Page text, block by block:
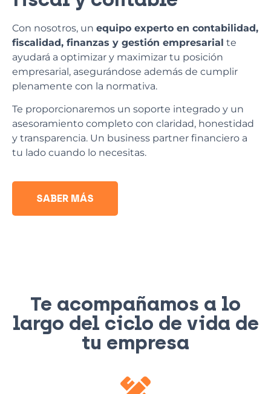
Con nosotros, un equipo experto en contabilidad,
fiscalidad, finanzas y gestión empresarial te
ayudará a optimizar y maximizar tu posición
empresarial, asegurándose además de cumplir
plenamente con la normativa.
Te proporcionaremos un soporte integrado y un
asesoramiento completo con claridad, honestidad
y transparencia. Un business partner financiero a
tu lado cuando lo necesitas.
SABER MÁS
Te acompañamos a lo
largo del ciclo de vida de
tu empresa